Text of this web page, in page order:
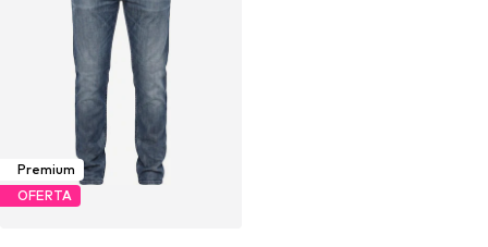
Premium
OFERTA